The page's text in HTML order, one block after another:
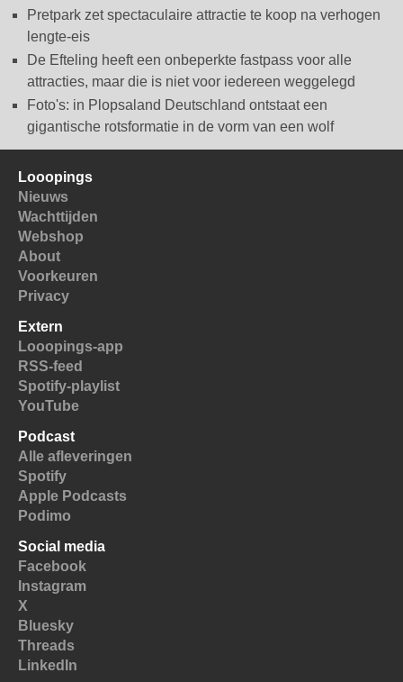
Pretpark zet spectaculaire attractie te koop na verhogen
lengte-eis
De Efteling heeft een onbeperkte fastpass voor alle
attracties, maar die is niet voor iedereen weggelegd
Foto's: in Plopsaland Deutschland ontstaat een
gigantische rotsformatie in de vorm van een wolf
Looopings
Nieuws
Wachttijden
Webshop
About
Voorkeuren
Privacy
Extern
Looopings-app
RSS-feed
Spotify-playlist
YouTube
Podcast
Alle afleveringen
Spotify
Apple Podcasts
Podimo
Social media
Facebook
Instagram
X
Bluesky
Threads
LinkedIn